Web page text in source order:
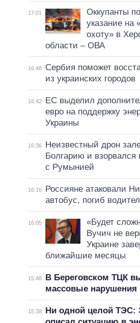
17:01
Оккупанты
указание на
охоту» в
области – ОВА
16:48
Сербия поможет
из украинских городов
16:42
ЕС выделил
евро на поддержку
Украины
16:36
Неизвестный дрон
Болгарию и взорвался
с Румынией
16:16
Россияне атаковали
автобус, погиб
16:05
«Будет
Вучич не
Украине
ближайшие месяцы
15:48
В Береговском ТЦК
массовые нарушения
15:38
Ни одной целой ТЭС: